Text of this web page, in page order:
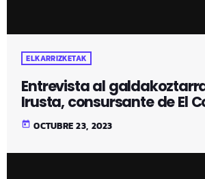
ELKARRIZKETAK
Entrevista al
Irusta, consursante de El
today OCTUBRE 23, 2023